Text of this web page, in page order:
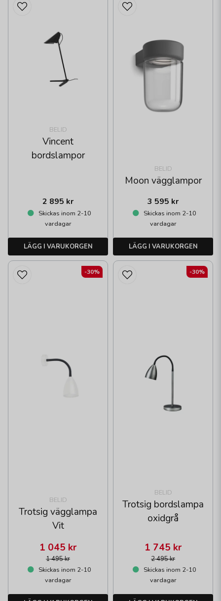
BELID
Vincent
bordslampor
2 895 kr
Skickas inom 2-10
vardagar
LÄGG I VARUKORGEN
BELID
Moon vägglampor
3 595 kr
Skickas inom 2-10
vardagar
LÄGG I VARUKORGEN
BELID
Trotsig vägglampa
Vit
1 495 kr
1 045 kr
Skickas inom 2-10
vardagar
-30%
BELID
Trotsig bordslampa
oxidgrå
2 495 kr
1 745 kr
Skickas inom 2-10
vardagar
-30%